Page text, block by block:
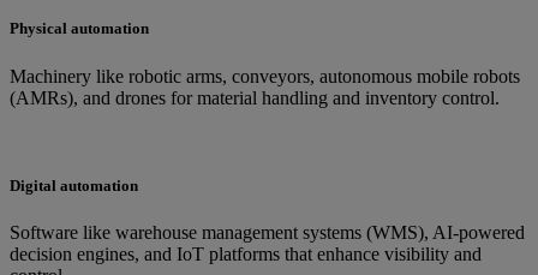
Physical automation
Machinery like robotic arms, conveyors, autonomous mobile robots
(AMRs), and drones for material handling and inventory control.
Digital automation
Software like warehouse management systems (WMS), AI-powered
decision engines, and IoT platforms that enhance visibility and